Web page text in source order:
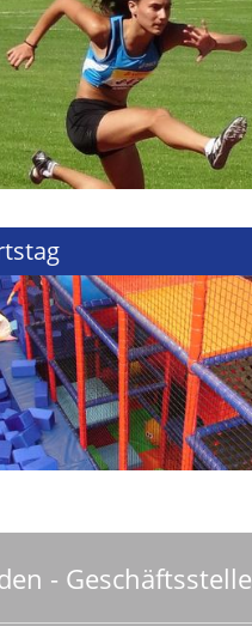
- Geschäftsstelle